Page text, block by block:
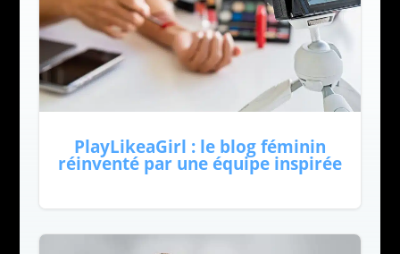
PlayLikeaGirl : le blog féminin
réinventé par une équipe inspirée